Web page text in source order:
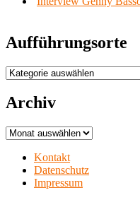
Aufführungsorte
Aufführungsorte
Archiv
Archiv
Kontakt
Datenschutz
Impressum